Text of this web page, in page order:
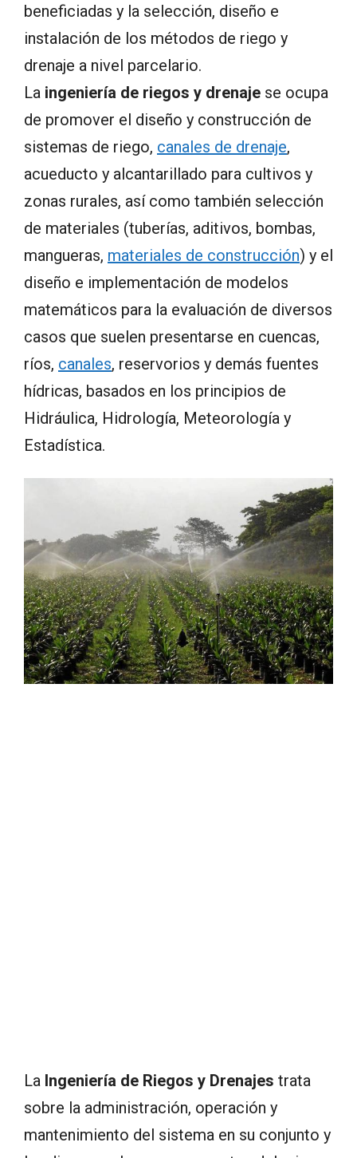
beneficiadas y la selección, diseño e
instalación de los métodos de riego y
drenaje a nivel parcelario.
La ingeniería de riegos y drenaje se ocupa
de promover el diseño y construcción de
sistemas de riego, canales de drenaje,
acueducto y alcantarillado para cultivos y
zonas rurales, así como también selección
de materiales (tuberías, aditivos, bombas,
mangueras, materiales de construcción) y el
diseño e implementación de modelos
matemáticos para la evaluación de diversos
casos que suelen presentarse en cuencas,
ríos, canales, reservorios y demás fuentes
hídricas, basados en los principios de
Hidráulica, Hidrología, Meteorología y
Estadística.
La Ingeniería de Riegos y Drenajes trata
sobre la administración, operación y
mantenimiento del sistema en su conjunto y